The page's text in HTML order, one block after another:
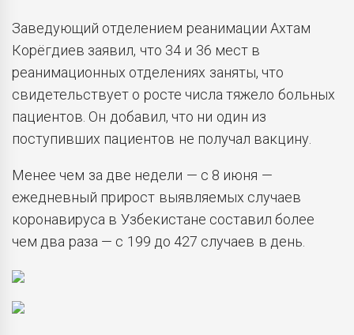
Заведующий отделением реанимации Ахтам
Корёгдиев заявил, что 34 и 36 мест в
реанимационных отделениях заняты, что
свидетельствует о росте числа тяжело больных
пациентов. Он добавил, что ни один из
поступивших пациентов не получал вакцину.
Менее чем за две недели — с 8 июня —
ежедневный прирост выявляемых случаев
коронавируса в Узбекистане составил более
чем два раза — с 199 до 427 случаев в день.